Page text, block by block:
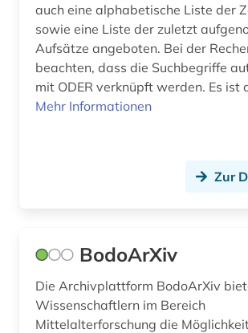
auch eine alphabetische Liste der
sowie eine Liste der zuletzt
Aufsätze angeboten. Bei der
beachten, dass die Suchbegriffe
mit ODER verknüpft werden. Es ist
Mehr Informationen
Zur
BodoArXiv
Die Archivplattform BodoArXiv
Wissenschaftlern im Bereich
Mittelalterforschung die